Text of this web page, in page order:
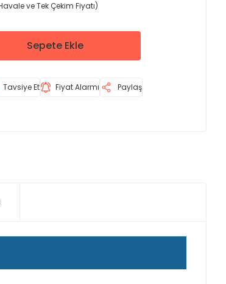
ve Tek Çekim Fiyatı)
Sepete Ekle
Tavsiye Et Fiyat Alarmı
Paylaş